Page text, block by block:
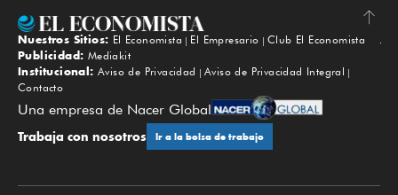
Subir
Nuestros Sitios: El Economista El Empresario
Club El Economista
Publicidad: Mediakit
Institucional: Aviso de Privacidad
Aviso de Privacidad Integral
Contacto
Una empresa de Nacer Global
Trabaja con nosotros Ir a la bolsa de trabajo